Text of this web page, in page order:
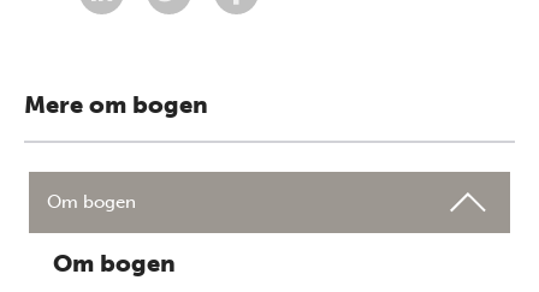
Mere om bogen
Om bogen
Om bogen